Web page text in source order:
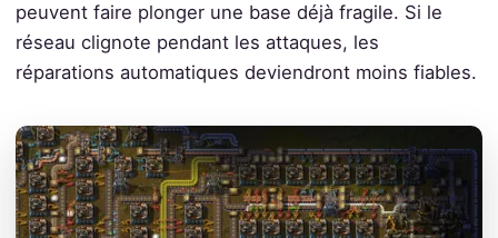
peuvent faire plonger une base déjà fragile. Si le
réseau clignote pendant les attaques, les
réparations automatiques deviendront moins fiables.